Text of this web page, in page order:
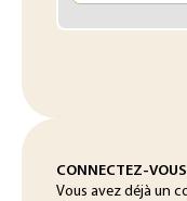
CONNECTEZ-VOUS
Vous avez déjà un